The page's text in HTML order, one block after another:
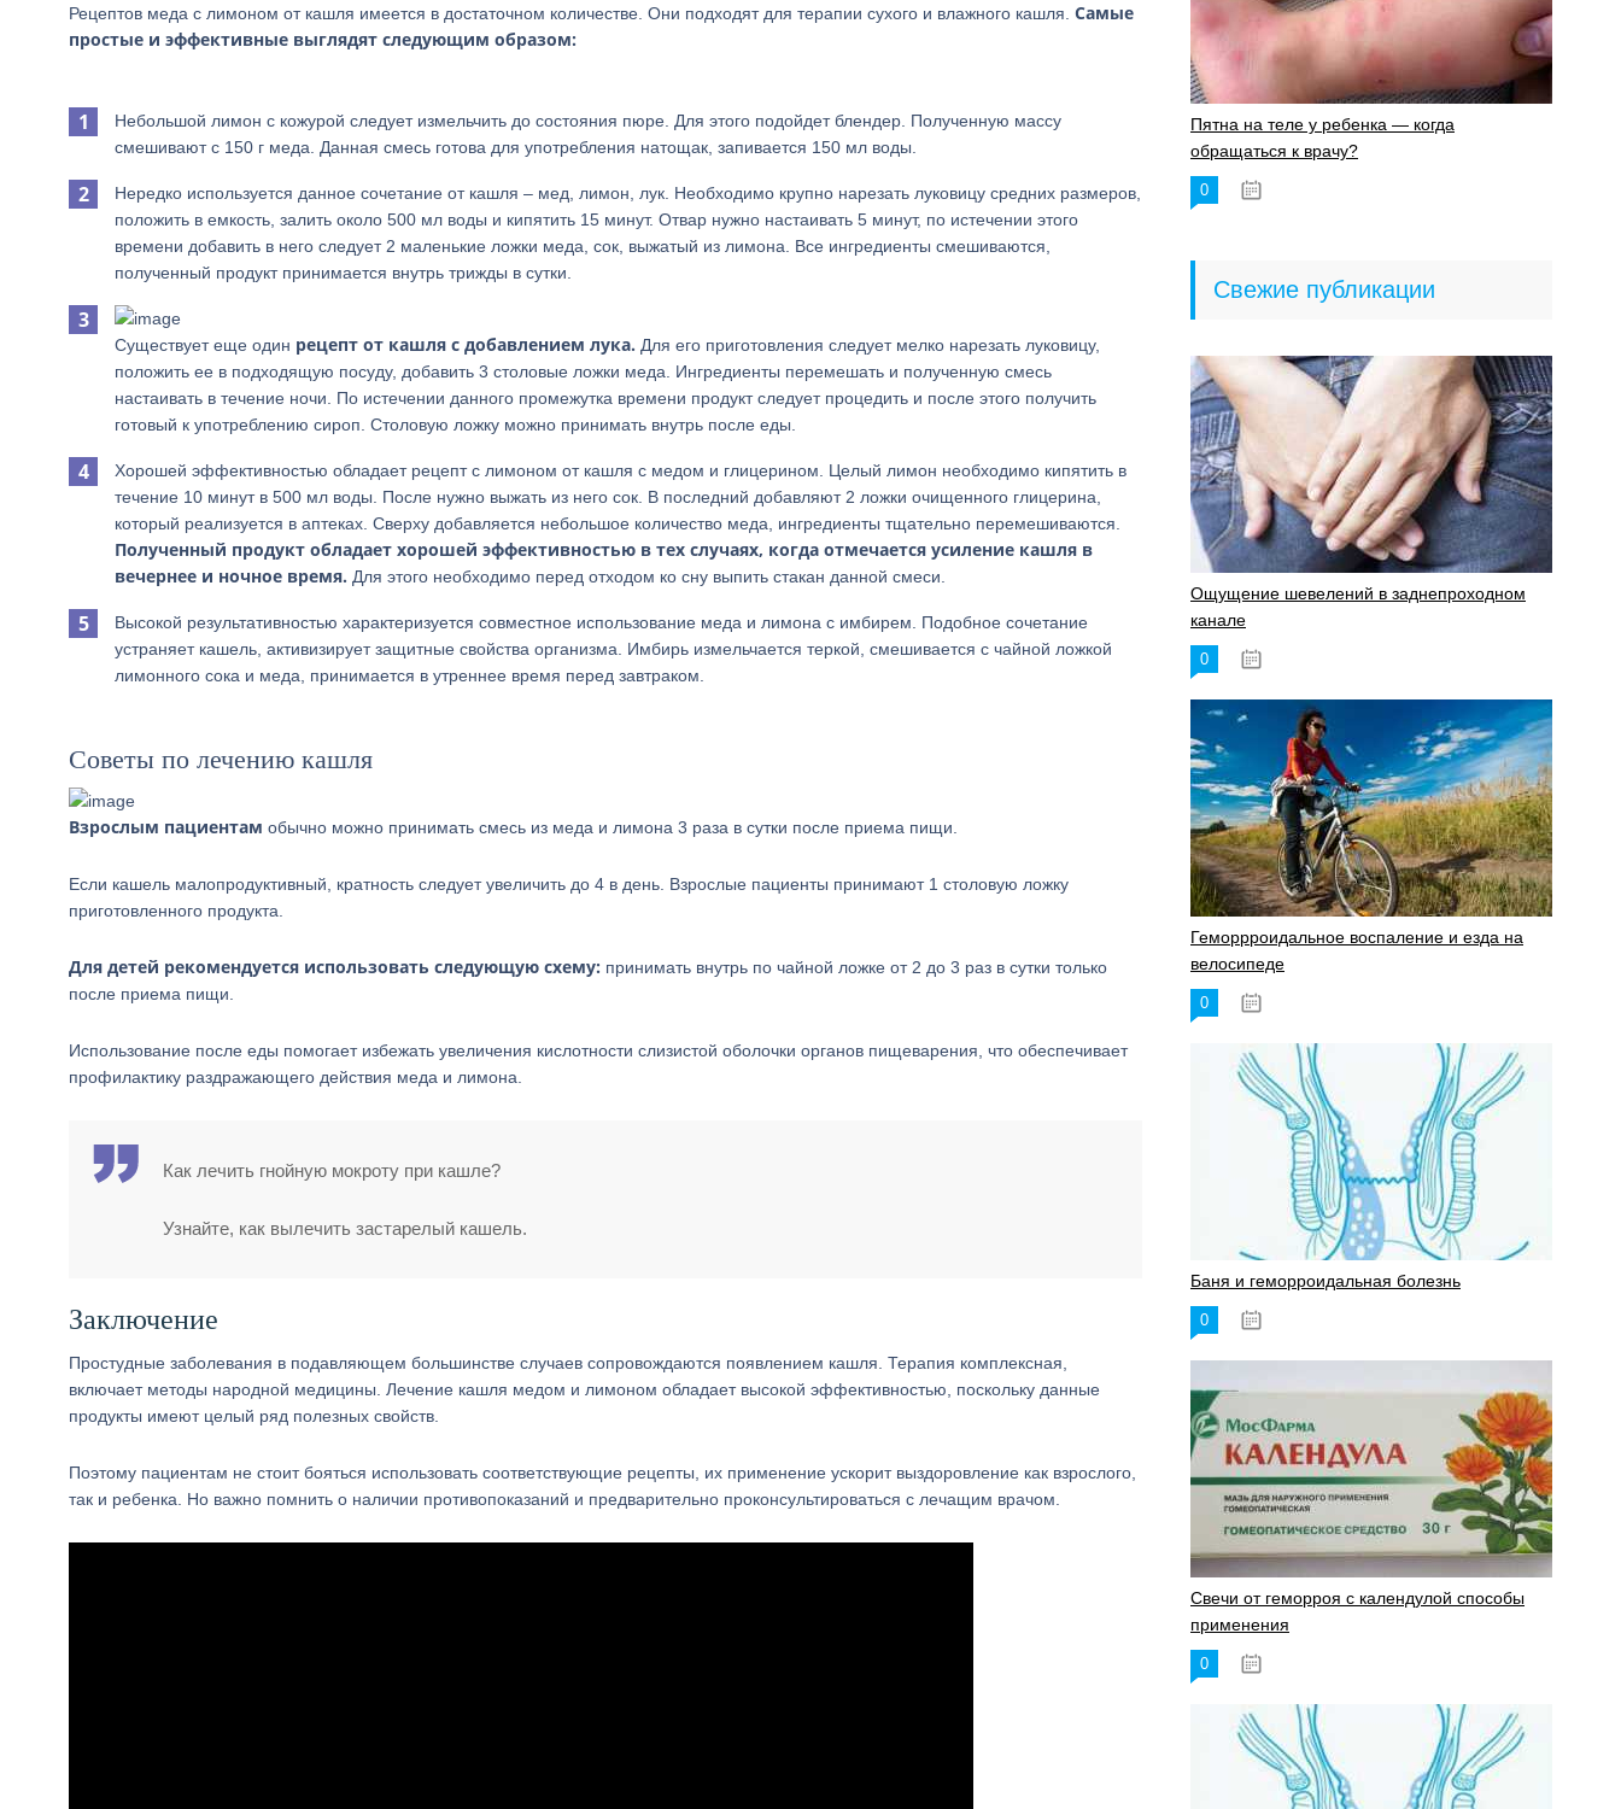
Рецептов меда с лимоном от кашля имеется в достаточном количестве. Они подходят для терапии сухого и влажного кашля. Самые
простые и эффективные выглядят следующим образом:
Небольшой лимон с кожурой следует измельчить до состояния пюре. Для этого подойдет блендер. Полученную массу
смешивают с 150 г меда. Данная смесь готова для употребления натощак, запивается 150 мл воды.
Нередко используется данное сочетание от кашля – мед, лимон, лук. Необходимо крупно нарезать луковицу средних размеров,
положить в емкость, залить около 500 мл воды и кипятить 15 минут. Отвар нужно настаивать 5 минут, по истечении этого
времени добавить в него следует 2 маленькие ложки меда, сок, выжатый из лимона. Все ингредиенты смешиваются,
полученный продукт принимается внутрь трижды в сутки.
Существует еще один рецепт от кашля с добавлением лука. Для его приготовления следует мелко нарезать луковицу,
положить ее в подходящую посуду, добавить 3 столовые ложки меда. Ингредиенты перемешать и полученную смесь
настаивать в течение ночи. По истечении данного промежутка времени продукт следует процедить и после этого получить
готовый к употреблению сироп. Столовую ложку можно принимать внутрь после еды.
Хорошей эффективностью обладает рецепт с лимоном от кашля с медом и глицерином. Целый лимон необходимо кипятить в
течение 10 минут в 500 мл воды. После нужно выжать из него сок. В последний добавляют 2 ложки очищенного глицерина,
который реализуется в аптеках. Сверху добавляется небольшое количество меда, ингредиенты тщательно перемешиваются.
Полученный продукт обладает хорошей эффективностью в тех случаях, когда отмечается усиление кашля в
вечернее и ночное время. Для этого необходимо перед отходом ко сну выпить стакан данной смеси.
Высокой результативностью характеризуется совместное использование меда и лимона с имбирем. Подобное сочетание
устраняет кашель, активизирует защитные свойства организма. Имбирь измельчается теркой, смешивается с чайной ложкой
лимонного сока и меда, принимается в утреннее время перед завтраком.
Советы по лечению кашля
Взрослым пациентам обычно можно принимать смесь из меда и лимона 3 раза в сутки после приема пищи.
Если кашель малопродуктивный, кратность следует увеличить до 4 в день. Взрослые пациенты принимают 1 столовую ложку
приготовленного продукта.
Для детей рекомендуется использовать следующую схему: принимать внутрь по чайной ложке от 2 до 3 раз в сутки только
после приема пищи.
Использование после еды помогает избежать увеличения кислотности слизистой оболочки органов пищеварения, что обеспечивает
профилактику раздражающего действия меда и лимона.
Как лечить гнойную мокроту при кашле?
Узнайте, как вылечить застарелый кашель.
Заключение
Простудные заболевания в подавляющем большинстве случаев сопровождаются появлением кашля. Терапия комплексная,
включает методы народной медицины. Лечение кашля медом и лимоном обладает высокой эффективностью, поскольку данные
продукты имеют целый ряд полезных свойств.
Поэтому пациентам не стоит бояться использовать соответствующие рецепты, их применение ускорит выздоровление как взрослого,
так и ребенка. Но важно помнить о наличии противопоказаний и предварительно проконсультироваться с лечащим врачом.
Пятна на теле у ребенка — когда
обращаться к врачу?
0
Свежие публикации
Ощущение шевелений в заднепроходном
канале
0
Геморрроидальное воспаление и езда на
велосипеде
0
Баня и геморроидальная болезнь
0
Свечи от геморроя с календулой способы
применения
0